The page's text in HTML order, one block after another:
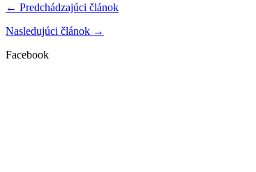
← Predchádzajúci článok
Nasledujúci článok →
Facebook